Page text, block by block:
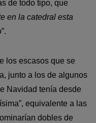
de todo tipo, que
en la catedral esta
”.
los escasos que se
junto a los de algunos
Navidad tenía desde
equivalente a las
dobles de